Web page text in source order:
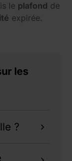
le plafond de
expirée.
les
?